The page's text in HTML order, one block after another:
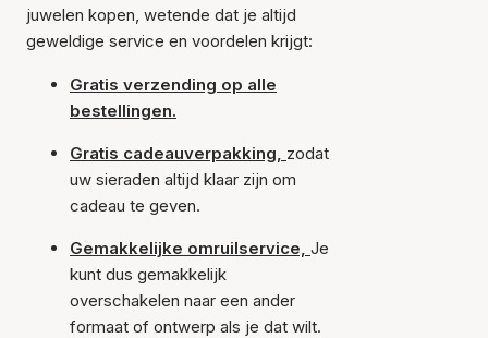
juwelen kopen, wetende dat je altijd
geweldige service en voordelen krijgt:
Gratis verzending op alle
bestellingen.
Gratis cadeauverpakking, zodat
uw sieraden altijd klaar zijn om
cadeau te geven.
Gemakkelijke omruilservice, Je
kunt dus gemakkelijk
overschakelen naar een ander
formaat of ontwerp als je dat wilt.